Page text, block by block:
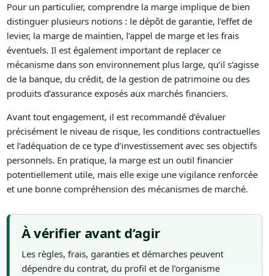
Pour un particulier, comprendre la marge implique de bien
distinguer plusieurs notions : le dépôt de garantie, l’effet de
levier, la marge de maintien, l’appel de marge et les frais
éventuels. Il est également important de replacer ce
mécanisme dans son environnement plus large, qu’il s’agisse
de la banque, du crédit, de la gestion de patrimoine ou des
produits d’assurance exposés aux marchés financiers.
Avant tout engagement, il est recommandé d’évaluer
précisément le niveau de risque, les conditions contractuelles
et l’adéquation de ce type d’investissement avec ses objectifs
personnels. En pratique, la marge est un outil financier
potentiellement utile, mais elle exige une vigilance renforcée
et une bonne compréhension des mécanismes de marché.
À vérifier avant d’agir
Les règles, frais, garanties et démarches peuvent
dépendre du contrat, du profil et de l’organisme